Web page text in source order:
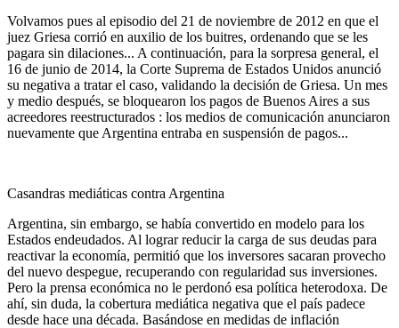
Volvamos pues al episodio del 21 de noviembre de 2012 en que el
juez Griesa corrió en auxilio de los buitres, ordenando que se les
pagara sin dilaciones... A continuación, para la sorpresa general, el
16 de junio de 2014, la Corte Suprema de Estados Unidos anunció
su negativa a tratar el caso, validando la decisión de Griesa. Un mes
y medio después, se bloquearon los pagos de Buenos Aires a sus
acreedores reestructurados : los medios de comunicación anunciaron
nuevamente que Argentina entraba en suspensión de pagos...
Casandras mediáticas contra Argentina
Argentina, sin embargo, se había convertido en modelo para los
Estados endeudados. Al lograr reducir la carga de sus deudas para
reactivar la economía, permitió que los inversores sacaran provecho
del nuevo despegue, recuperando con regularidad sus inversiones.
Pero la prensa económica no le perdonó esa política heterodoxa. De
ahí, sin duda, la cobertura mediática negativa que el país padece
desde hace una década. Basándose en medidas de inflación